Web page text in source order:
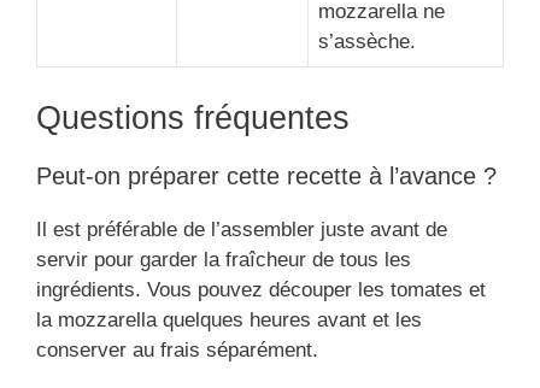
mozzarella ne
s’assèche.
Questions fréquentes
Peut-on préparer cette recette à l’avance ?
Il est préférable de l’assembler juste avant de
servir pour garder la fraîcheur de tous les
ingrédients. Vous pouvez découper les tomates et
la mozzarella quelques heures avant et les
conserver au frais séparément.